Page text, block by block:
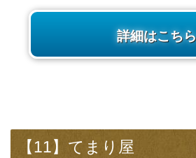
詳細はこちら
【11】てまり屋